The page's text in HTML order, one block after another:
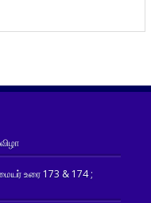
உரை 173 & 174 ;